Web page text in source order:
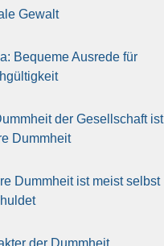
Gewalt
Beque­me Aus­re­de für
der Gesell­schaft ist
Dumm­heit
Dumm­heit ist meist selbst
der Dumm­heit